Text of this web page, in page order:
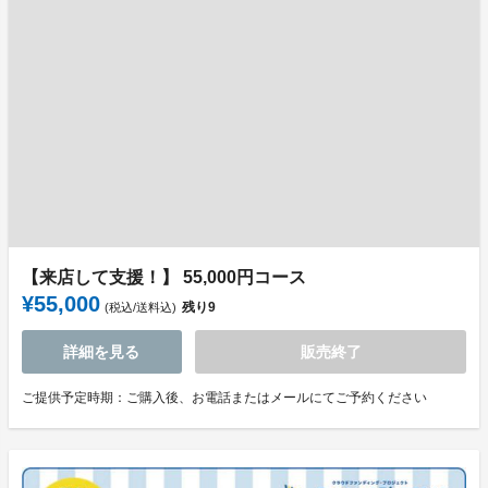
【来店して支援！】 55,000円コース
¥55,000 (税込/送料込) 残り9
詳細を見る 販売終了
ご提供予定時期：ご購入後、お電話またはメールにてご予約ください